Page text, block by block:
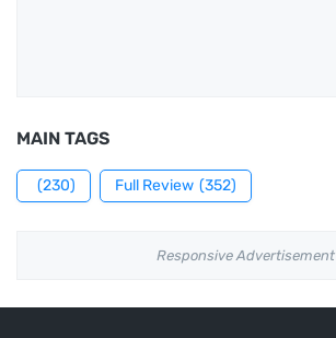
MAIN TAGS
(230) Full Review (352)
Responsive Advertisement